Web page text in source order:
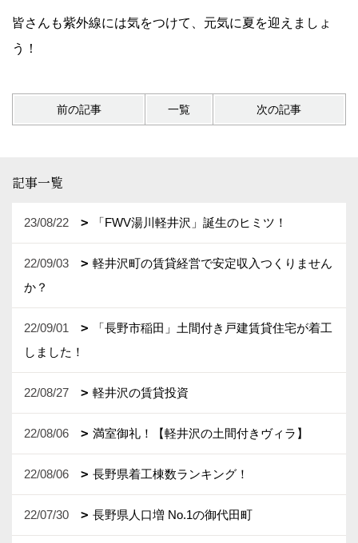
皆さんも紫外線には気をつけて、元気に夏を迎えましょ
う！
前の記事 一覧 次の記事
記事一覧
23/08/22 「FWV湯川軽井沢」誕生のヒミツ！
22/09/03
軽井沢町の賃貸経営で安定収入つくりません
か？
22/09/01
「長野市稲田」土間付き戸建賃貸住宅が着工
しました！
22/08/27 軽井沢の賃貸投資
22/08/06 満室御礼！【軽井沢の土間付きヴィラ】
22/08/06 長野県着工棟数ランキング！
22/07/30 長野県人口増 No.1の御代田町